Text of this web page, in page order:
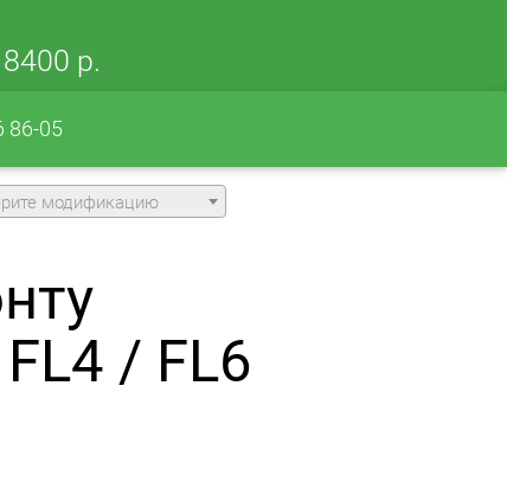
р.
86-05
модификацию
/ FL6